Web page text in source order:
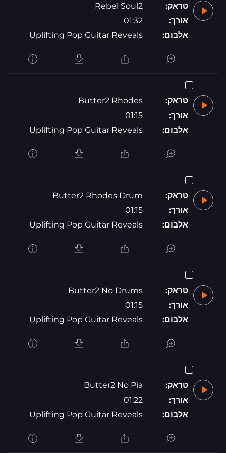
טראק:
Rebel Soul2
אורך:
01:32
אלבום:
Uplifting Pop Guitar Reveals
טראק:
Butter2 Rhodes
אורך:
01:15
אלבום:
Uplifting Pop Guitar Reveals
טראק:
Butter2 Rhodes Drum
אורך:
01:15
אלבום:
Uplifting Pop Guitar Reveals
טראק:
Butter2 No Drums
אורך:
01:15
אלבום:
Uplifting Pop Guitar Reveals
טראק:
Butter2 No Pia
אורך:
01:22
אלבום:
Uplifting Pop Guitar Reveals